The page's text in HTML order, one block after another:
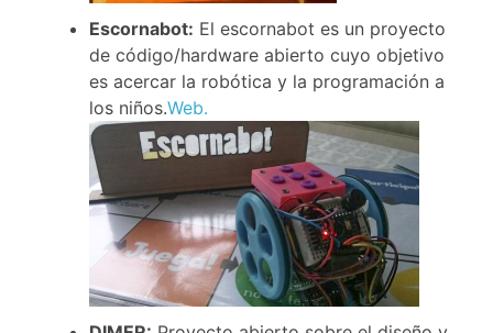
Escornabot: El escornabot es un proyecto
de código/hardware abierto cuyo objetivo
es acercar la robótica y la programación a
los niños.Web.